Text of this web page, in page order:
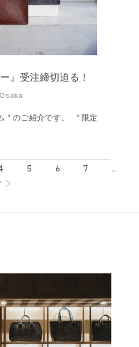
』受注締切迫る！
Osaka
” のご紹介です。 ” 限定
5 6 7
…